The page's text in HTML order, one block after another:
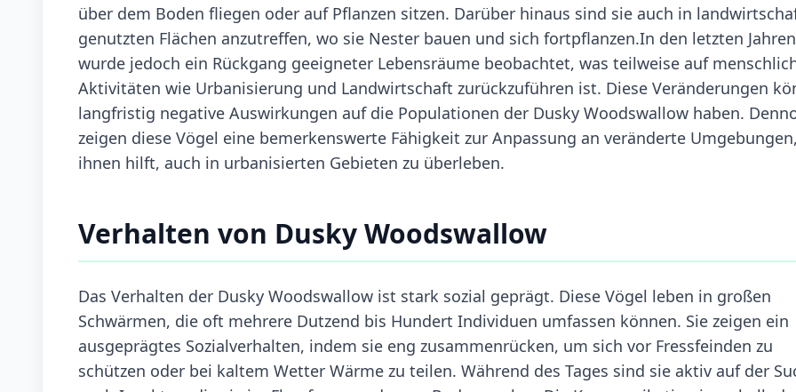
über dem Boden fliegen oder auf Pflanzen sitzen. Darüber hinaus sind sie auch in
genutzten Flächen anzutreffen, wo sie Nester bauen und sich fortpflanzen.In den letzten Jahren
wurde jedoch ein Rückgang geeigneter Lebensräume beobachtet, was teilweise auf
Aktivitäten wie Urbanisierung und Landwirtschaft zurückzuführen ist. Diese Veränderungen
langfristig negative Auswirkungen auf die Populationen der Dusky Woodswallow haben.
zeigen diese Vögel eine bemerkenswerte Fähigkeit zur Anpassung an veränderte
ihnen hilft, auch in urbanisierten Gebieten zu überleben.
Verhalten von Dusky Woodswallow
Das Verhalten der Dusky Woodswallow ist stark sozial geprägt. Diese Vögel leben in großen
Schwärmen, die oft mehrere Dutzend bis Hundert Individuen umfassen können. Sie zeigen ein
ausgeprägtes Sozialverhalten, indem sie eng zusammenrücken, um sich vor Fressfeinden zu
schützen oder bei kaltem Wetter Wärme zu teilen. Während des Tages sind sie aktiv auf der